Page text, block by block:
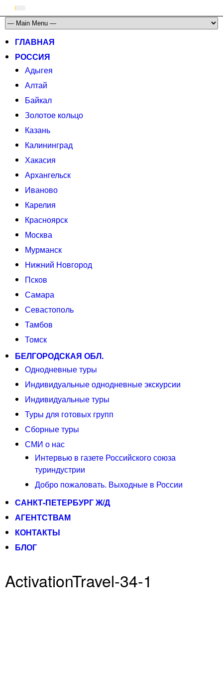
ГЛАВНАЯ
РОССИЯ
Адыгея
Алтай
Байкал
Золотое кольцо
Казань
Калининград
Хакасия
Архангельск
Иваново
Карелия
Красноярск
Москва
Мурманск
Нижний Новгород
Псков
Самара
Севастополь
Тамбов
Томск
БЕЛГОРОДСКАЯ ОБЛ.
Однодневные туры
Индивидуальные однодневные экскурсии
Индивидуальные туры
Туры для готовых групп
Сборные туры
СМИ о нас
Интервью в газете Российского союза
туриндустрии
Добро пожаловать. Выходные в России
САНКТ-ПЕТЕРБУРГ Ж/Д
АГЕНТСТВАМ
КОНТАКТЫ
БЛОГ
ActivationTravel-34-1